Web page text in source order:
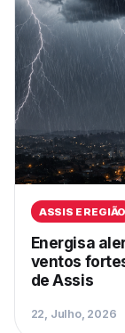
ASSIS E REGIÃO
Energisa
ventos
de Assis
22, Julho, 2026